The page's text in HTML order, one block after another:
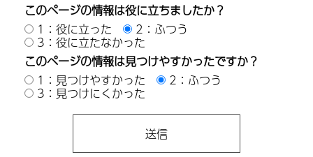
このページの情報は役に立ちましたか？
1：役に立った
2：ふつう
3：役に立たなかった
このページの情報は見つけやすかったですか？
1：見つけやすかった
2：ふつう
3：見つけにくかった